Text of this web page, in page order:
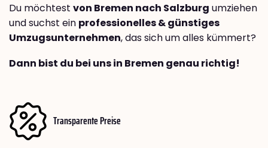
Du möchtest von Bremen nach Salzburg umziehen
und suchst ein professionelles & günstiges
Umzugsunternehmen, das sich um alles kümmert?
Dann bist du bei uns in Bremen genau richtig!
Transparente Preise